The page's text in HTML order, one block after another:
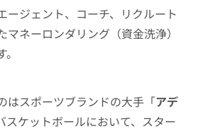
ージェント、コーチ、リクルート
ネーロンダリング（資金洗浄）
はスポーツブランドの大手「アデ
スケットボールにおいて、スター